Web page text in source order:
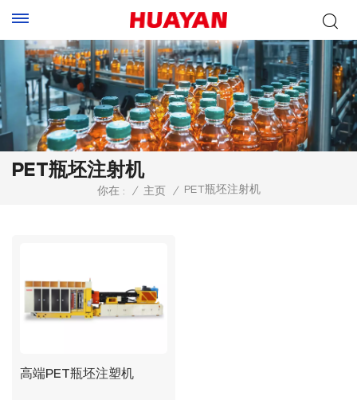
PET瓶坯注射机
你在 : / 主页 / PET瓶坯注射机
高端PET瓶坯注塑机